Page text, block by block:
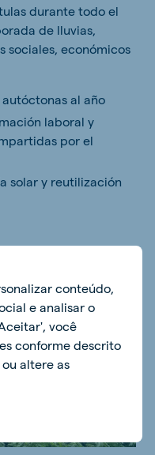
durante todo el
de lluvias,
sociales, económicos
al año
laboral y
por el
solar y reutilización
conteúdo,
e analisar o
você
conforme descrito
ou altere as